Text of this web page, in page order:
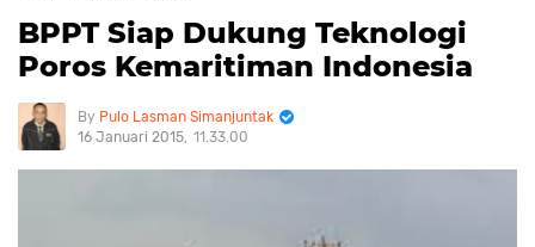
BPPT Siap Dukung Teknologi
Poros Kemaritiman Indonesia
Pulo Lasman Simanjuntak
16 Januari 2015 11.33.00